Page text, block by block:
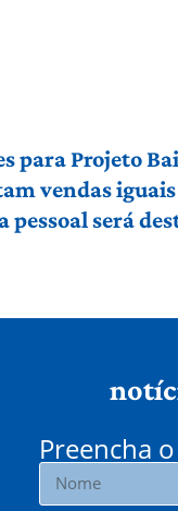
para Projeto
vendas
pessoal será
Preencha